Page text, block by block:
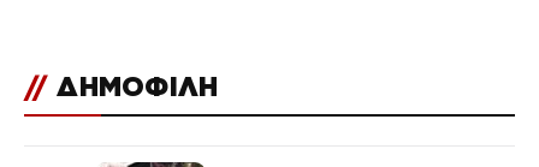
// ΔΗΜΟΦΙΛΗ